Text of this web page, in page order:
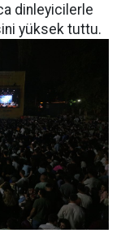
dinleyicilerle
yüksek tuttu.